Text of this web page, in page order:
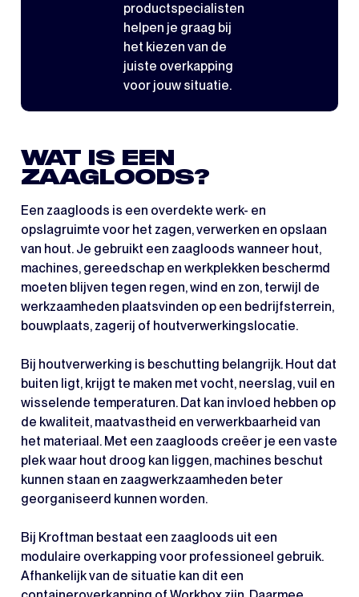
productspecialisten
helpen je graag bij
het kiezen van de
juiste overkapping
voor jouw situatie.
WAT IS EEN
ZAAGLOODS?
Een zaagloods is een overdekte werk- en
opslagruimte voor het zagen, verwerken en opslaan
van hout. Je gebruikt een zaagloods wanneer hout,
machines, gereedschap en werkplekken beschermd
moeten blijven tegen regen, wind en zon, terwijl de
werkzaamheden plaatsvinden op een bedrijfsterrein,
bouwplaats, zagerij of houtverwerkingslocatie.
Bij houtverwerking is beschutting belangrijk. Hout dat
buiten ligt, krijgt te maken met vocht, neerslag, vuil en
wisselende temperaturen. Dat kan invloed hebben op
de kwaliteit, maatvastheid en verwerkbaarheid van
het materiaal. Met een zaagloods creëer je een vaste
plek waar hout droog kan liggen, machines beschut
kunnen staan en zaagwerkzaamheden beter
georganiseerd kunnen worden.
Bij Kroftman bestaat een zaagloods uit een
modulaire overkapping voor professioneel gebruik.
Afhankelijk van de situatie kan dit een